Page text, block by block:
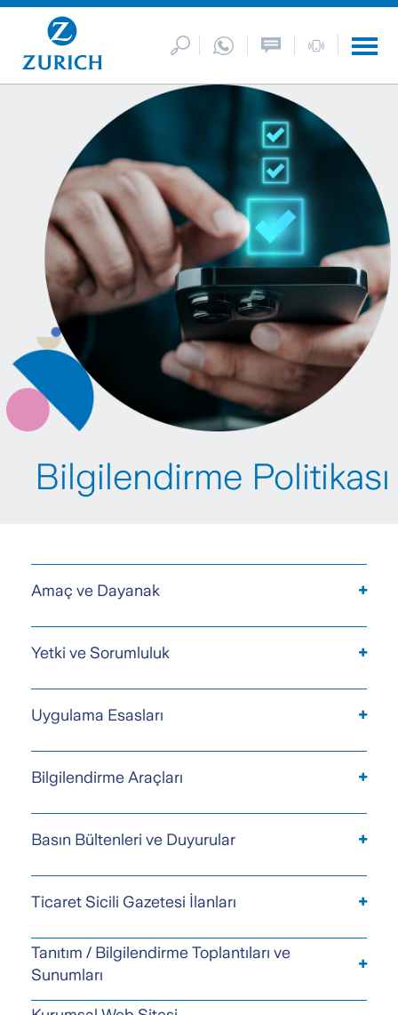
Bilgilendirme Politikası
Amaç ve Dayanak
Yetki ve Sorumluluk
Uygulama Esasları
Bilgilendirme Araçları
Basın Bültenleri ve Duyurular
Ticaret Sicili Gazetesi İlanları
Tanıtım / Bilgilendirme Toplantıları ve
Sunumları